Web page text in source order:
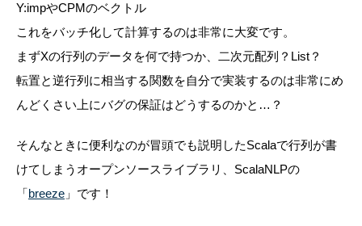
Y:impやCPMのベクトル
これをバッチ化して計算するのは非常に大変です。
まずXの行列のデータを何で持つか、二次元配列？List？
転置と逆行列に相当する関数を自分で実装するのは非常にめ
んどくさい上にバグの保証はどうするのかと…？
そんなときに便利なのが冒頭でも説明したScalaで行列が書
けてしまうオープンソースライブラリ、 ScalaNLPの
「breeze 」です！